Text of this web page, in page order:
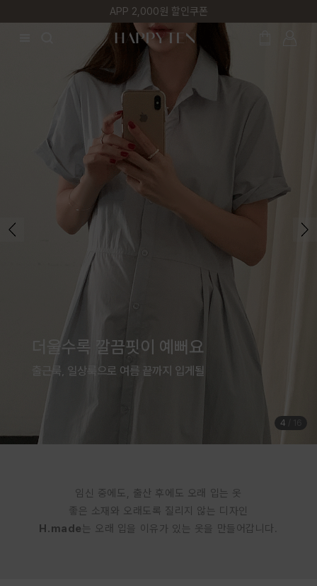
첫 구매 5% 감사쿠폰
여름은 귀엽게 입는 계절
체형커버까지 완벽한 점프수트
5
임신 중에도, 출산 후에도 오래 입는 옷
좋은 소재와 오래도록 질리지 않는 디자인
H.made는 오래 입을 이유가 있는 옷을 만들어갑니다.